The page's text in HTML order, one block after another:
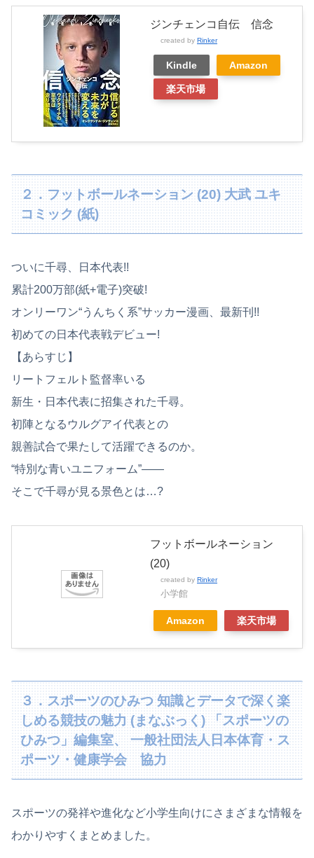
ジンチェンコ自伝 信念
created by Rinker
Kindle Amazon
楽天市場
２．フットボールネーション (20) 大武 ユキ
コミック (紙)
ついに千尋、日本代表!!
累計200万部(紙+電子)突破!
オンリーワン“うんちく系”サッカー漫画、最新刊!!
初めての日本代表戦デビュー!
【あらすじ】
リートフェルト監督率いる
新生・日本代表に招集された千尋。
初陣となるウルグアイ代表との
親善試合で果たして活躍できるのか。
“特別な青いユニフォーム”――
そこで千尋が見る景色とは…?
フットボールネーション
(20)
created by Rinker
小学館
Amazon 楽天市場
３．スポーツのひみつ 知識とデータで深く楽
しめる競技の魅力 (まなぶっく) 「スポーツの
ひみつ」編集室、 一般社団法人日本体育・ス
ポーツ・健康学会 協力
スポーツの発祥や進化など小学生向けにさまざまな情報を
わかりやすくまとめました。